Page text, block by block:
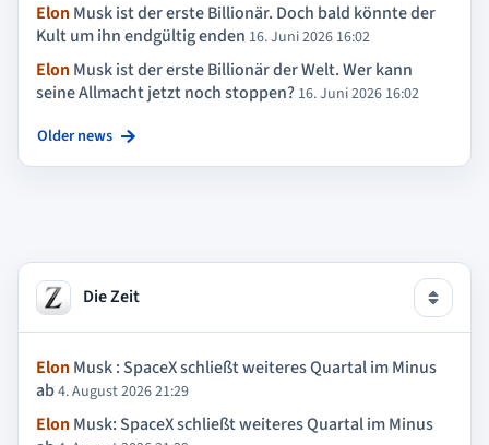
Elon Musk ist der erste Billionär. Doch bald könnte der
Kult um ihn endgültig enden 16. Juni 2026 16:02
Elon Musk ist der erste Billionär der Welt. Wer kann
seine Allmacht jetzt noch stoppen? 16. Juni 2026 16:02
Older news
Die Zeit
Elon Musk : SpaceX schließt weiteres Quartal im Minus
ab4. August 2026 21:29
Elon Musk: SpaceX schließt weiteres Quartal im Minus